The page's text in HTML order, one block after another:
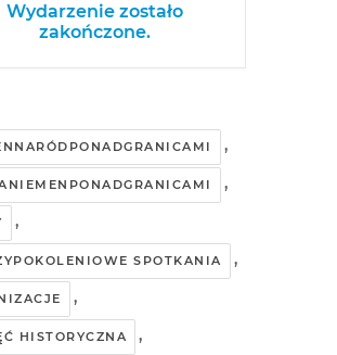
Wydarzenie zostało
zakończone.
,
,
,
SPOTKANIA ,
,
HISTORYCZNA ,